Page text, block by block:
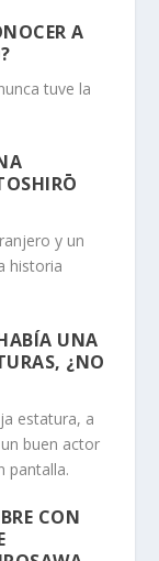
A
tuve la
Ō
y un
historia
UNA
¿NO
estatura, a
buen actor
pantalla.
CON